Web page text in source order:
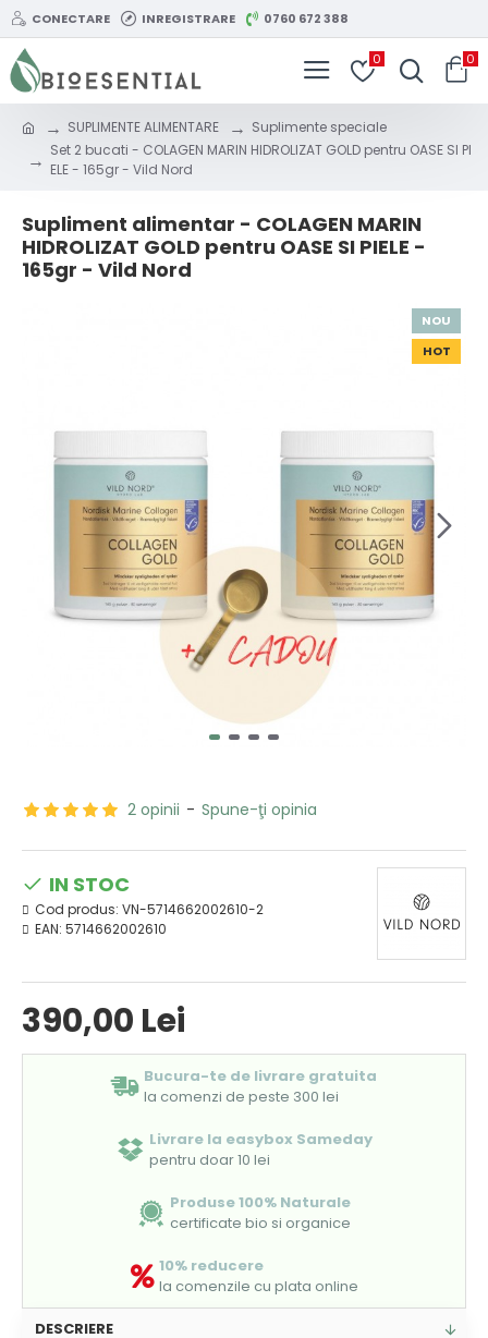
CONECTARE INREGISTRARE 0760 672 388
0 0
SUPLIMENTE ALIMENTARE
Suplimente speciale
Set 2 bucati - COLAGEN MARIN HIDROLIZAT GOLD pentru OASE SI PI
ELE - 165gr - Vild Nord
Supliment alimentar - COLAGEN MARIN
HIDROLIZAT GOLD pentru OASE SI PIELE -
165gr - Vild Nord
NOU
HOT
2 opinii - Spune-ţi opinia
390,00 Lei
IN STOC
Cod produs: VN-5714662002610-2
EAN: 5714662002610
Bucura-te de livrare gratuita
la comenzi de peste 300 lei
Livrare la easybox Sameday
pentru doar 10 lei
Produse 100% Naturale
certificate bio si organice
10% reducere
la comenzile cu plata online
DESCRIERE